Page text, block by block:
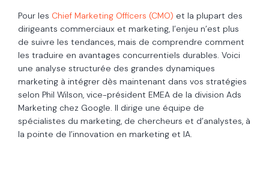
Pour les Chief Marketing Officers (CMO) et la plupart des
dirigeants commerciaux et marketing, l’enjeu n’est plus
de suivre les tendances, mais de comprendre comment
les traduire en avantages concurrentiels durables. Voici
une analyse structurée des grandes dynamiques
marketing à intégrer dès maintenant dans vos stratégies
selon Phil Wilson, vice-président EMEA de la division Ads
Marketing chez Google. Il dirige une équipe de
spécialistes du marketing, de chercheurs et d’analystes, à
la pointe de l’innovation en marketing et IA.